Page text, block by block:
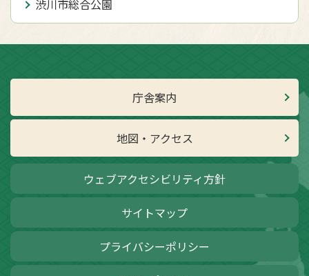
渋川市総合公園
庁舎案内
地図・アクセス
ウェブアクセシビリティ方針
サイトマップ
プライバシーポリシー